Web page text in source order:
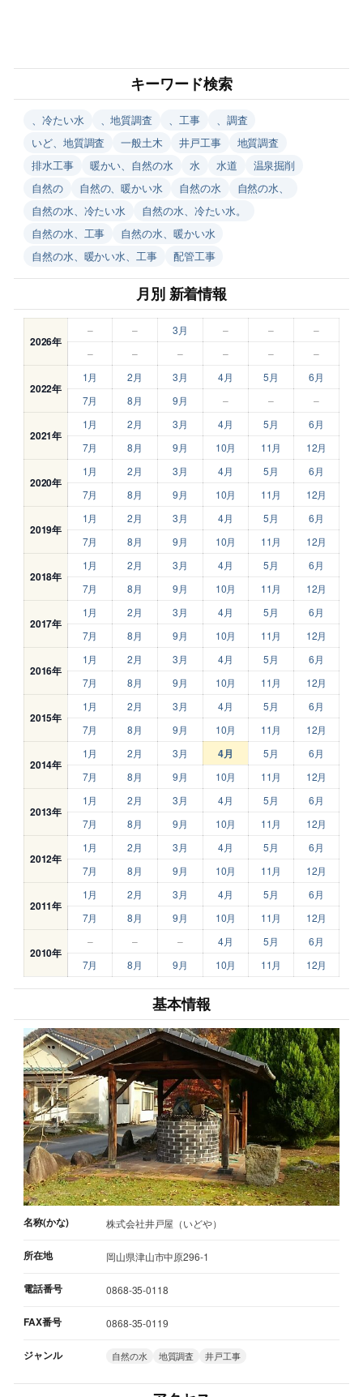
キーワード検索
、冷たい水 、地質調査 、工事
、調査
いど、地質調査
一般土木 井戸工事
地質調査
排水工事
暖かい、自然の水 水 水道
温泉掘削
自然の
自然の、暖かい水 自然の水
自然の水、
自然の水、冷たい水
自然の水、冷たい水。
自然の水、工事
自然の水、暖かい水
自然の水、暖かい水、工事
配管工事
月別 新着情報
2026年
– – 3月 – –
–
–
– – – – –
2022年
1月 2月 3月 4月 5月
6月
7月
8月 9月 – – –
2021年
1月 2月 3月 4月 5月
6月
7月
8月 9月 10月 11月 12月
2020年
1月 2月 3月 4月 5月
6月
7月
8月 9月 10月 11月 12月
2019年
1月 2月 3月 4月 5月
6月
7月
8月 9月 10月 11月 12月
2018年
1月 2月 3月 4月 5月
6月
7月
8月 9月 10月 11月 12月
2017年
1月 2月 3月 4月 5月
6月
7月
8月 9月 10月 11月 12月
2016年
1月 2月 3月 4月 5月
6月
7月
8月 9月 10月 11月 12月
2015年
1月 2月 3月 4月 5月
6月
7月
8月 9月 10月 11月 12月
2014年
1月 2月 3月 4月 5月
6月
7月
8月 9月 10月 11月 12月
2013年
1月 2月 3月 4月 5月
6月
7月
8月 9月 10月 11月 12月
2012年
1月 2月 3月 4月 5月
6月
7月
8月 9月 10月 11月 12月
2011年
1月 2月 3月 4月 5月
6月
7月
8月 9月 10月 11月 12月
2010年
– – – 4月 5月
6月
7月
8月 9月 10月 11月 12月
基本情報
名称(かな) 株式会社井戸屋（いどや）
所在地 岡山県津山市中原296-1
電話番号 0868-35-0118
FAX番号 0868-35-0119
ジャンル 自然の水 地質調査 井戸工事